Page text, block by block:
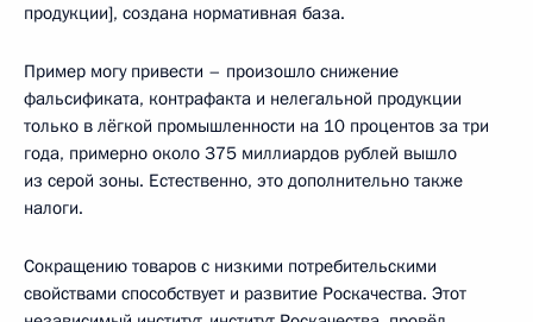
продукции], создана нормативная база.
Пример могу привести – произошло снижение
фальсификата, контрафакта и нелегальной продукции
только в лёгкой промышленности на 10 процентов за три
года, примерно около 375 миллиардов рублей вышло
из серой зоны. Естественно, это дополнительно также
налоги.
Сокращению товаров с низкими потребительскими
свойствами способствует и развитие Роскачества. Этот